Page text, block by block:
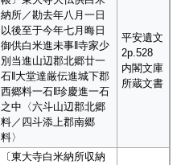
納所／勘去年八月一日
以後至于今年七月晦日
御供白米進未事‖寺家少
別当進山辺郡北郷廿一
石‖大堂達厳伝進城下郡
西郷料一石‖珍慶進一石
之中〈六斗山辺郡北郷
料／四斗添上郡南郷
料〉
平安遺文
2p.528
内閣文庫
所蔵文書
〔東大寺白米納所収納